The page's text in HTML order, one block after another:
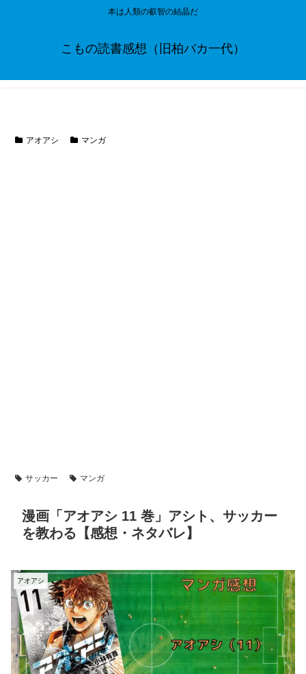
本は人類の叡智の結晶だ
こもの読書感想（旧柏バカ一代）
アオアシ マンガ
サッカー マンガ
漫画「アオアシ 11 巻」アシト、サッカー
を教わる【感想・ネタバレ】
アオアシ